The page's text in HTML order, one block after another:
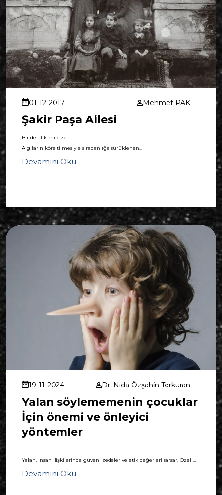
01-12-2017 Mehmet PAK
Şakir Paşa Ailesi
Bir defalık mucize…
Algıların köreltilmesiyle sıradanlığa sürüklenen...
Devamını Oku
19-11-2024 Dr. Nida Özşahi̇n Terkuran
Yalan söylememenin çocuklar
İçin önemi ve önleyici
yöntemler
Yalan, insan ilişkilerinde güveni zedeler ve etik değerleri sarsar. Özell...
Devamını Oku